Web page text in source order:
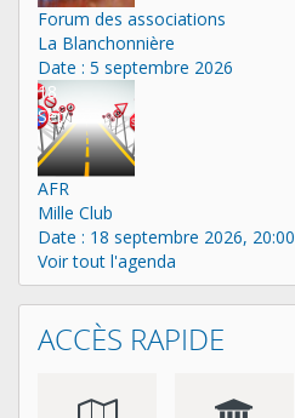
Forum des associations
La Blanchonnière
Date : 5 septembre 2026
18
Sep
AFR
Mille Club
Date : 18 septembre 2026, 20:00
Voir tout l'agenda
ACCÈS RAPIDE